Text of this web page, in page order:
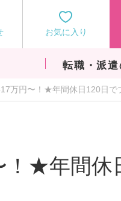
お気に入り
転職・派
万円〜！★年間休日120日で
！★年間休